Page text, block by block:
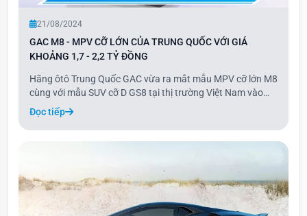
21/08/2024
GAC M8 - MPV CỠ LỚN CỦA TRUNG QUỐC VỚI GIÁ
KHOẢNG 1,7 - 2,2 TỶ ĐỒNG
Hãng ôtô Trung Quốc GAC vừa ra mắt mẫu MPV cỡ lớn M8
cùng với mẫu SUV cỡ D GS8 tại thị trường Việt Nam vào
ngày 20/8. M8 nằm trong phân khúc cạnh tranh với
Volkswagen Viloran, được nhập khẩu chính hãng từ Trung
Quốc và có thiết kế khối hộp vuông vức tương
Đọc tiếp